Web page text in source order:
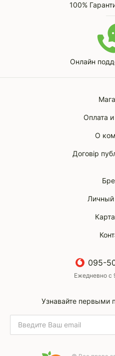
100%
Онлайн
Оплата
О
Договір
Личный
095-
Ежедневно с
Узнавайте первыми